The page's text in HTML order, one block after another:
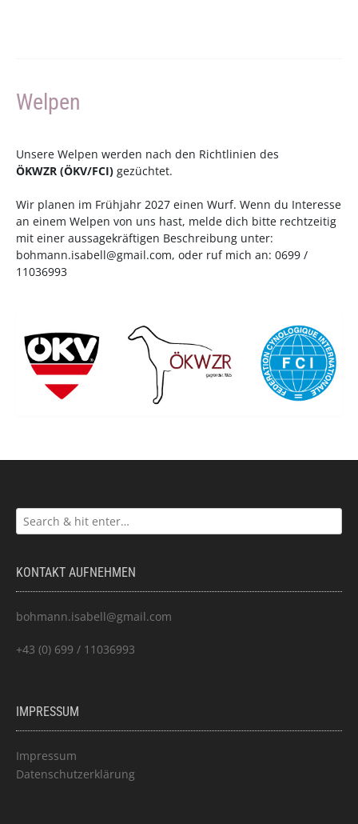
Welpen
Unsere Welpen werden nach den Richtlinien des
ÖKWZR (ÖKV/FCI) gezüchtet.
Wir planen im Frühjahr 2027 einen Wurf. Wenn du Interesse
an einem Welpen von uns hast, melde dich bitte rechtzeitig
mit einer aussagekräftigen Beschreibung unter:
bohmann.isabell@gmail.com, oder ruf mich an: 0699 /
11036993
KONTAKT AUFNEHMEN
bohmann.isabell@gmail.com
+43 (0) 699 / 11036993
IMPRESSUM
Impressum
Datenschutzerklärung